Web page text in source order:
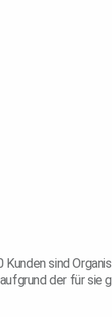
sind
der für sie